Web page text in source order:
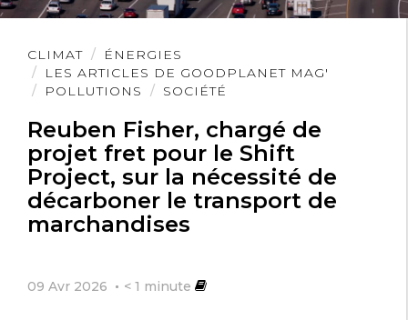
CLIMAT
ÉNERGIES
LES ARTICLES DE GOODPLANET MAG'
POLLUTIONS
SOCIÉTÉ
Reuben Fisher, chargé de
projet fret pour le Shift
Project, sur la nécessité de
décarboner le transport de
marchandises
09 Avr 2026 < 1 minute
Lire
l'article